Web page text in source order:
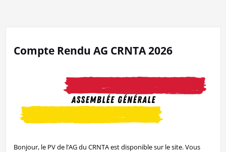
Compte Rendu AG CRNTA 2026
Bonjour, le PV de l’AG du CRNTA est disponible sur le site. Vous